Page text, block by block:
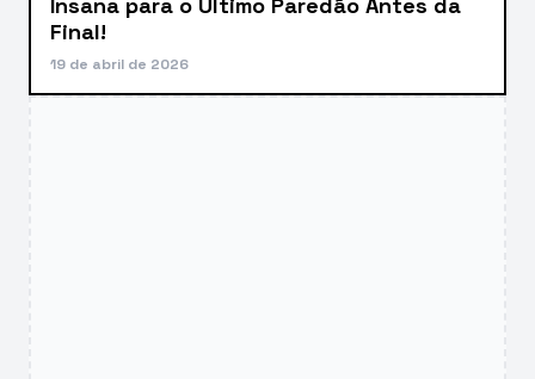
Final!
19 de abril de 2026